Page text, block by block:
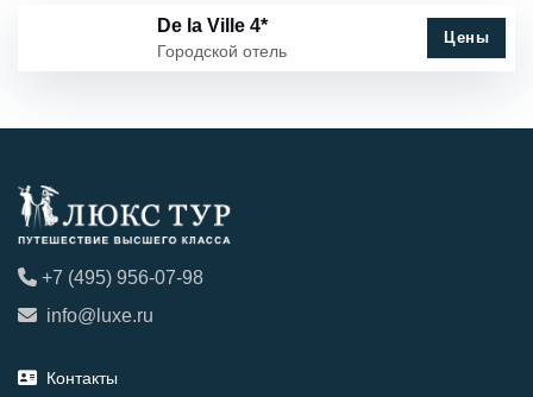
De la Ville 4*
Городской отель
Цены
+7 (495) 956-07-98
info@luxe.ru
Контакты